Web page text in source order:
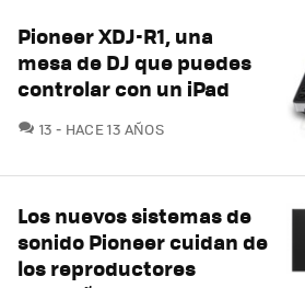
Pioneer XDJ-R1, una
mesa de DJ que puedes
controlar con un iPad
13 COMENTARIOS
HACE 13 AÑOS
Los nuevos sistemas de
sonido Pioneer cuidan de
los reproductores